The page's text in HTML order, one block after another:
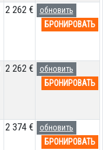
2 262 €
обновить
БРОНИРОВАТЬ
2 262 €
обновить
БРОНИРОВАТЬ
2 374 €
обновить
БРОНИРОВАТЬ